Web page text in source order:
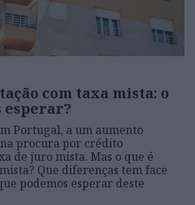
com taxa mista: o
esperar?
Portugal, a um aumento
procura por crédito
de juro mista. Mas o que é
Que diferenças tem face
podemos esperar deste